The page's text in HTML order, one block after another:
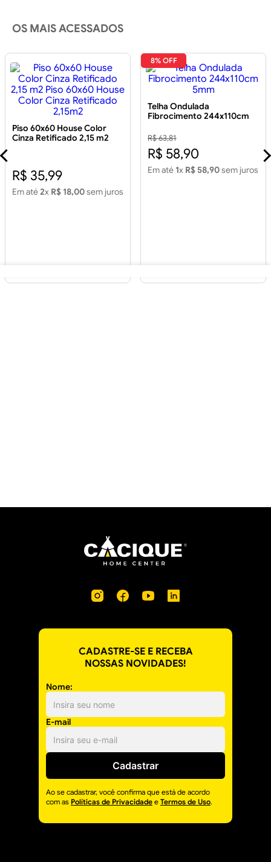
OS MAIS ACESSADOS
Piso 60x60 House Color
Cinza Retificado 2,15 m2
R$ 35,99
Em até2x R$ 18,00sem juros
8% OFF
Telha Ondulada
Fibrocimento 244x110cm
R$ 63,81
R$ 58,90
Em até 1x R$ 58,90sem juros
CADASTRE-SE E RECEBA
NOSSAS NOVIDADES!
Nome:
E-mail
Cadastrar
Ao se cadastrar, você confirma que está de acordo
com as Políticas de Privacidade e Termos de Uso.